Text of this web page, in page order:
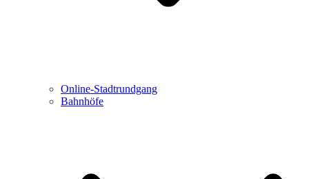
Online-Stadtrundgang
Bahnhöfe